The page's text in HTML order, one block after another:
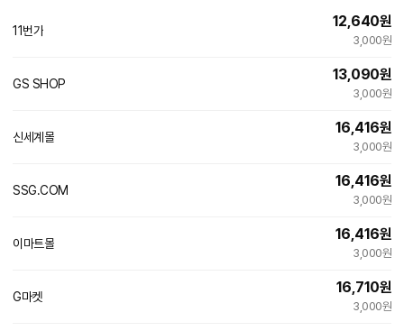
11번가
12,640원
3,000원
GS SHOP
13,090원
3,000원
신세계몰
16,416원
3,000원
SSG.COM
16,416원
3,000원
이마트몰
16,416원
3,000원
G마켓
16,710원
3,000원